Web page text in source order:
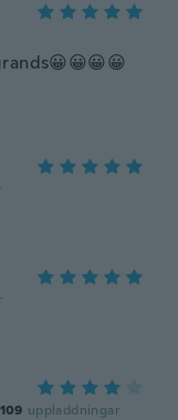
109 uppladdningar